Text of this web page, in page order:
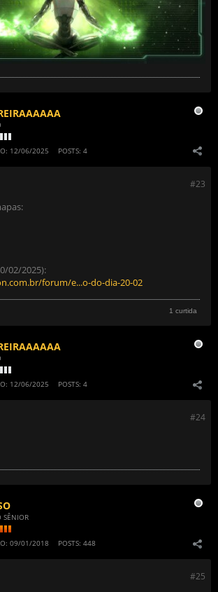
12/06/2025 POSTS: 4
#23
02/2025):
forum/e...o-do-dia-20-02
1 curtida
12/06/2025 POSTS: 4
#24
SÊNIOR
09/01/2018 POSTS: 448
#25